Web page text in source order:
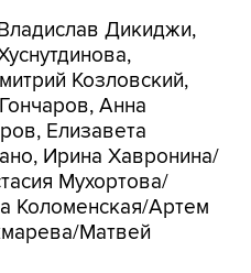
Дикиджи,
Козловский,
Анна
Елизавета
Ирина Хавронина/
Мухортова/
Коломенская/Артем
Матвей